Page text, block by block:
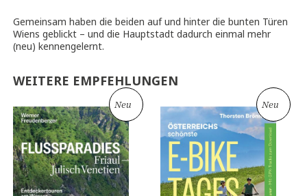
Gemeinsam haben die beiden auf und hinter die bunten Türen
Wiens geblickt – und die Hauptstadt dadurch einmal mehr
(neu) kennengelernt.
WEITERE EMPFEHLUNGEN
Neu Neu